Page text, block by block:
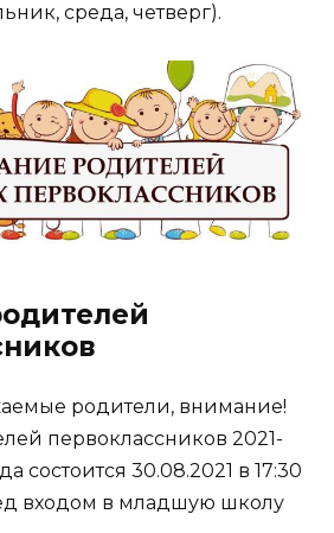
среда, четверг).
родители, внимание!
первоклассников 2021-
состоится 30.08.2021 в 17:30
входом в младшую школу